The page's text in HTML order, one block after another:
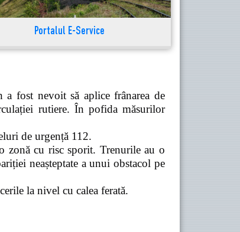
Portalul E-Service
fost nevoit să aplice frânarea de
rutiere. În pofida măsurilor
de urgență 112.
zonă cu risc sporit. Trenurile au o
neașteptate a unui obstacol pe
la nivel cu calea ferată.